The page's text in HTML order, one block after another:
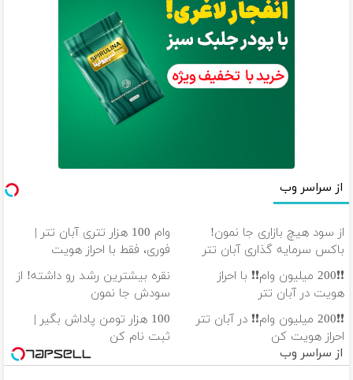
از سراسر وب
از سود هیچ بازاری جا نمون!
باکس سرمایه گذاری آبان تتر
وام 100 هزار تتری آبان تتر |
فوری، فقط با احراز هویت
❗❗200 میلیون وام❗❗ با احراز
هویت در آبان تتر
نقره بیشترین رشد رو داشته! از
سودش جا نمون
❗❗200 میلیون وام❗❗ در آبان تتر
احراز هویت کن
100 هزار تومن پاداش بگیر |
ثبت نام کن
از سراسر وب